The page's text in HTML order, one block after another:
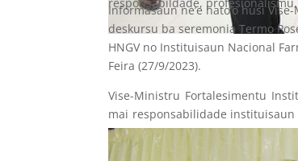
Informasaun ne’e hato’o husi
deskursu ba seremonia Termo
HNGV no Instituisaun Nacional
Feira (27/9/2023).
Vise-Ministru Fortalesimentu
mai responsabilidade
nee atu fo apoia tempo barak liu